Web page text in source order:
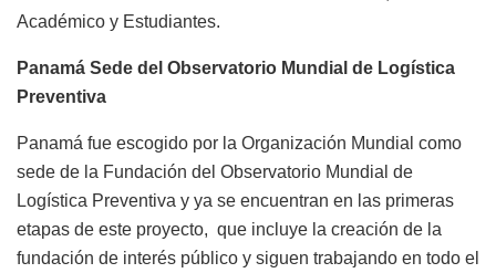
Académico y Estudiantes.
Panamá Sede del Observatorio Mundial de Logística
Preventiva
Panamá fue escogido por la Organización Mundial como
sede de la Fundación del Observatorio Mundial de
Logística Preventiva y ya se encuentran en las primeras
etapas de este proyecto, que incluye la creación de la
fundación de interés público y siguen trabajando en todo el